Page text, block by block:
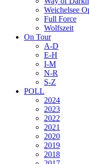
Weichelsee
Full Force
Wolfszeit
On Tour
A-D
E-H
I-M
N-R
S-Z
POLL
2024
2023
2022
2021
2020
2019
2018